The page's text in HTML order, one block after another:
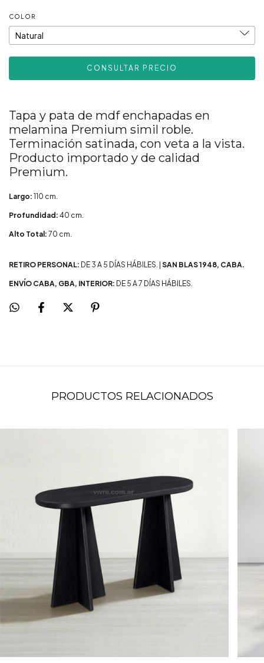
COLOR
Tapa y pata de mdf enchapadas en
melamina Premium simil roble.
Terminación satinada, con veta a la vista.
Producto importado y de calidad
Premium.
Largo: 110 cm.
Profundidad: 40 cm.
Alto Total: 70 cm.
RETIRO PERSONAL: DE 3 A 5 DÍAS HÁBILES. | SAN BLAS 1948, CABA.
ENVÍO CABA, GBA, INTERIOR: DE 5 A 7 DÍAS HÁBILES.
PRODUCTOS RELACIONADOS